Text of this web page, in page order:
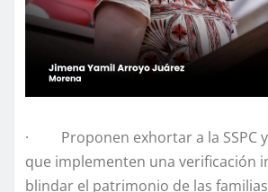
· Proponen exhortar a la SSPC y
que implementen una verificación
blindar el patrimonio de las